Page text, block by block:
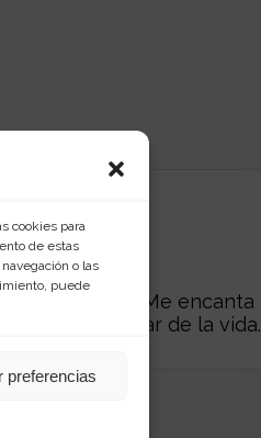
cookies para
de estas
o las
puede
preferencias
singulares. Me
el mar y disfrutar de la vida.